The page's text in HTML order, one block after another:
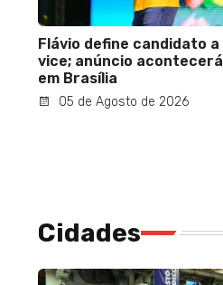
Flávio define candidato a
vice; anúncio acontecerá
em Brasília
05 de Agosto de 2026
Cidades